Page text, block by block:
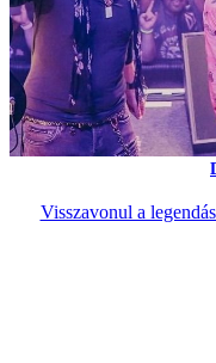
Visszavonul a